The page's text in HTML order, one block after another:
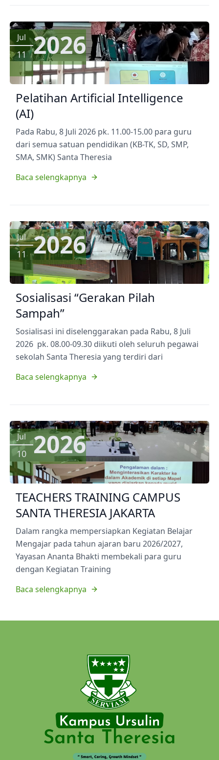
Jul
11 2026
Pelatihan Artificial Intelligence
(AI)
Pada Rabu, 8 Juli 2026 pk. 11.00-15.00 para guru
dari semua satuan pendidikan (KB-TK, SD, SMP,
SMA, SMK) Santa Theresia
Baca selengkapnya
Jul
11 2026
Sosialisasi “Gerakan Pilah
Sampah”
Sosialisasi ini diselenggarakan pada Rabu, 8 Juli
2026 pk. 08.00-09.30 diikuti oleh seluruh pegawai
sekolah Santa Theresia yang terdiri dari
Baca selengkapnya
Jul
10 2026
TEACHERS TRAINING CAMPUS
SANTA THERESIA JAKARTA
Dalam rangka mempersiapkan Kegiatan Belajar
Mengajar pada tahun ajaran baru 2026/2027,
Yayasan Ananta Bhakti membekali para guru
dengan Kegiatan Training
Baca selengkapnya